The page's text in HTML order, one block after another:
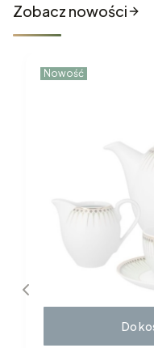
Zobacz nowości
Nowość
Do